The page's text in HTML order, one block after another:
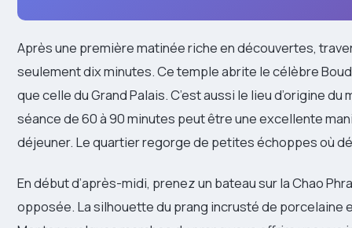
Après une première matinée riche en découvertes,
seulement dix minutes. Ce temple abrite le célèbre
que celle du Grand Palais. C’est aussi le lieu d’origine
séance de 60 à 90 minutes peut être une excellente
déjeuner. Le quartier regorge de petites échoppes où
En début d’après-midi, prenez un bateau sur la Chao
opposée. La silhouette du prang incrusté de porcelaine